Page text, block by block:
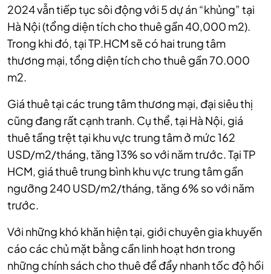
2024 vẫn tiếp tục sôi động với 5 dự án “khủng” tại
Hà Nội (tổng diện tích cho thuê gần 40,000 m2).
Trong khi đó, tại TP.HCM sẽ có hai trung tâm
thương mại, tổng diện tích cho thuê gần 70.000
m2.
Giá thuê tại các trung tâm thương mại, đại siêu thị
cũng đang rất cạnh tranh. Cụ thể, tại Hà Nội, giá
thuê tầng trệt tại khu vực trung tâm ở mức 162
USD/m2/tháng, tăng 13% so với năm trước. Tại TP
HCM, giá thuê trung bình khu vực trung tâm gần
ngưỡng 240 USD/m2/tháng, tăng 6% so với năm
trước.
Với những khó khăn hiện tại, giới chuyên gia khuyến
cáo các chủ mặt bằng cần linh hoạt hơn trong
những chính sách cho thuê để đẩy nhanh tốc độ hồi